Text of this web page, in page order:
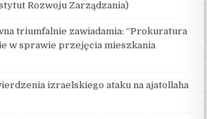
Rozwoju Zarządzania)
triumfalnie zawiadamia: “Prokuratura
w sprawie przejęcia mieszkania
izraelskiego ataku na ajatollaha